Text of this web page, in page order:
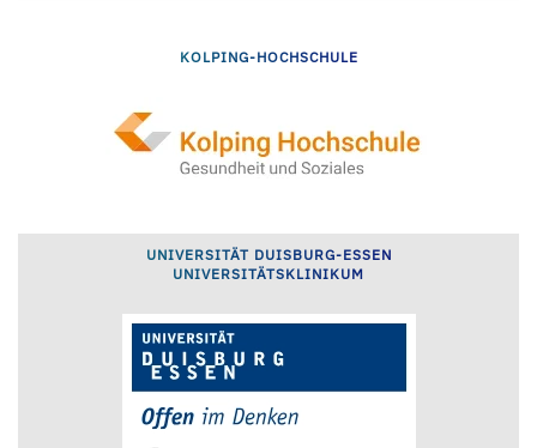
KOLPING-HOCHSCHULE
UNIVERSITÄT DUISBURG-ESSEN
UNIVERSITÄTSKLINIKUM